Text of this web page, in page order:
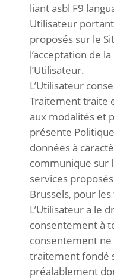
liant asbl F9
Utilisateur
proposés sur le
l’acceptation de
l’Utilisateur.
L’Utilisateur
Traitement traite
aux modalités et
présente
données à
communique sur
services
Brussels, pour
L’Utilisateur a le
consentement à
consentement
traitement fondé
préalablement